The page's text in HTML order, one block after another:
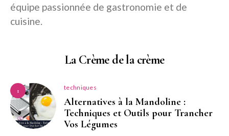
équipe passionnée de gastronomie et de
cuisine.
La Crème de la crème
1 techniques
Alternatives à la Mandoline :
Techniques et Outils pour Trancher
Vos Légumes